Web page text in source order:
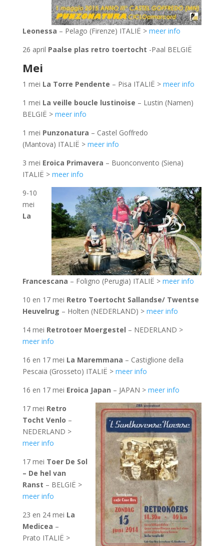
Leonessa – Pelago (Firenze) ITALIË > meer info
26 april Paalse plas retro toertocht -Paal BELGIË
Mei
1 mei La Torre Pendente – Pisa ITALIË > meer info
1 mei La veille boucle lustinoise – Lustin (Namen)
BELGIË > meer info
1 mei Punzonatura – Castel Goffredo
(Mantova) ITALIË > meer info
3 mei Eroica Primavera – Buonconvento (Siena)
ITALIË > meer info
9-10
mei
La
Francescana – Foligno (Perugia) ITALIË > meer info
10 en 17 mei Retro Toertocht Sallandse/ Twentse
Heuvelrug – Holten (NEDERLAND) > meer info
14 mei Retrotoer Moergestel – NEDERLAND >
meer info
16 en 17 mei La Maremmana – Castiglione della
Pescaia (Grosseto) ITALIË > meer info
16 en 17 mei Eroica Japan – JAPAN > meer info
17 mei Retro
Tocht Venlo –
NEDERLAND >
meer info
17 mei Toer De Sol
– De hel van
Ranst – BELGIË >
meer info
23 en 24 mei La
Medicea –
Prato ITALIË >